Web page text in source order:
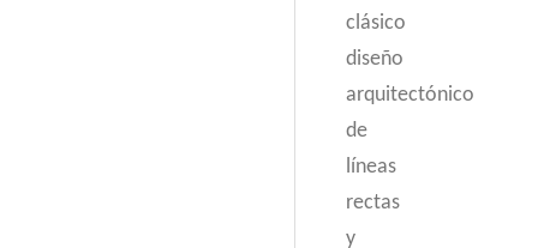
clásico
diseño
arquitectónico
de
líneas
rectas
y